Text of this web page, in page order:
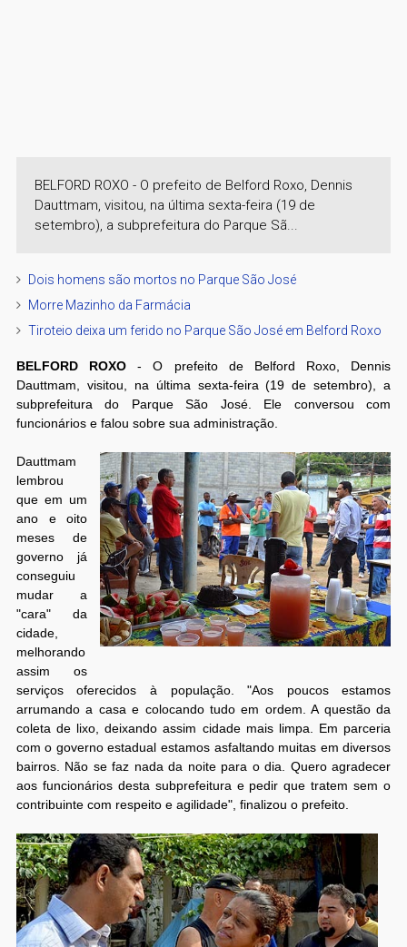
BELFORD ROXO - O prefeito de Belford Roxo, Dennis
Dauttmam, visitou, na última sexta-feira (19 de
setembro), a subprefeitura do Parque Sã...
Dois homens são mortos no Parque São José
Morre Mazinho da Farmácia
Tiroteio deixa um ferido no Parque São José em Belford Roxo
BELFORD ROXO- O prefeito de Belford Roxo, Dennis
Dauttmam, visitou, na última sexta-feira (19 de setembro), a
subprefeitura do Parque São José. Ele conversou com
funcionários e falou sobre sua administração.
Dauttmam
lembrou
que em um
ano e oito
meses de
governo já
conseguiu
mudar a
"cara" da
cidade,
melhorando
assim os
serviços oferecidos à população. "Aos poucos estamos
arrumando a casa e colocando tudo em ordem. A questão da
coleta de lixo, deixando assim cidade mais limpa. Em parceria
com o governo estadual estamos asfaltando muitas em diversos
bairros. Não se faz nada da noite para o dia. Quero agradecer
aos funcionários desta subprefeitura e pedir que tratem sem o
contribuinte com respeito e agilidade", finalizou o prefeito.